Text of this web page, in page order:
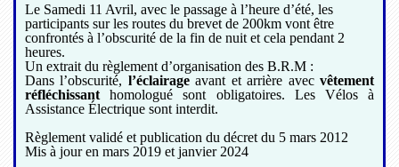
Le Samedi 11 Avril, avec le passage à l’heure d’été, les
participants sur les routes du brevet de 200km vont être
confrontés à l’obscurité de la fin de nuit et cela pendant 2
heures.
Un extrait du règlement d’organisation des B.R.M :
Dans l’obscurité, l’éclairageavant et arrière avecvêtement
réfléchissanthomologué
sont obligatoires. Les Vélos à
Assistance Électrique sont interdit.
Règlement validé et publication du décret du 5 mars 2012
Mis à jour en mars 2019 et janvier 2024